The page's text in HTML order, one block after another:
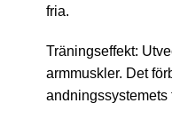
fria.
Träningseffekt:
armmuskler. Det
andningssystemets